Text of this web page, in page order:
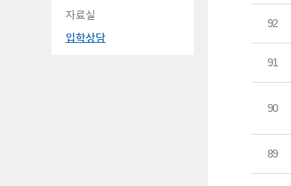
자료실
입학상담
92
91
90
89